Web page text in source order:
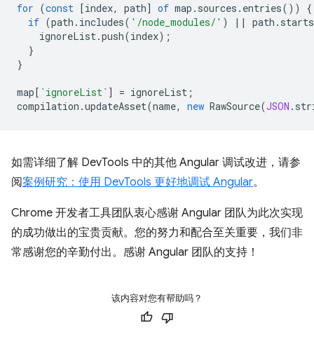
for (const [index, path] of map . sources . entries())
{
if (path . includes( '/node_modules/' ) || path .
ignoreList .push(index);
}
}
map[ `ignoreList` ] = ignoreList ;
compilation .updateAsset(name, new RawSource(JSON .
如需详细了解 DevTools 中的其他 Angular 调试改进，请参
阅案例研究：使用 DevTools 更好地调试 Angular。
Chrome 开发者工具团队衷心感谢 Angular 团队为此次实现
的成功做出的宝贵贡献。您的努力和配合至关重要，我们非
常感谢您的辛勤付出。感谢 Angular 团队的支持！
该内容对您有帮助吗？